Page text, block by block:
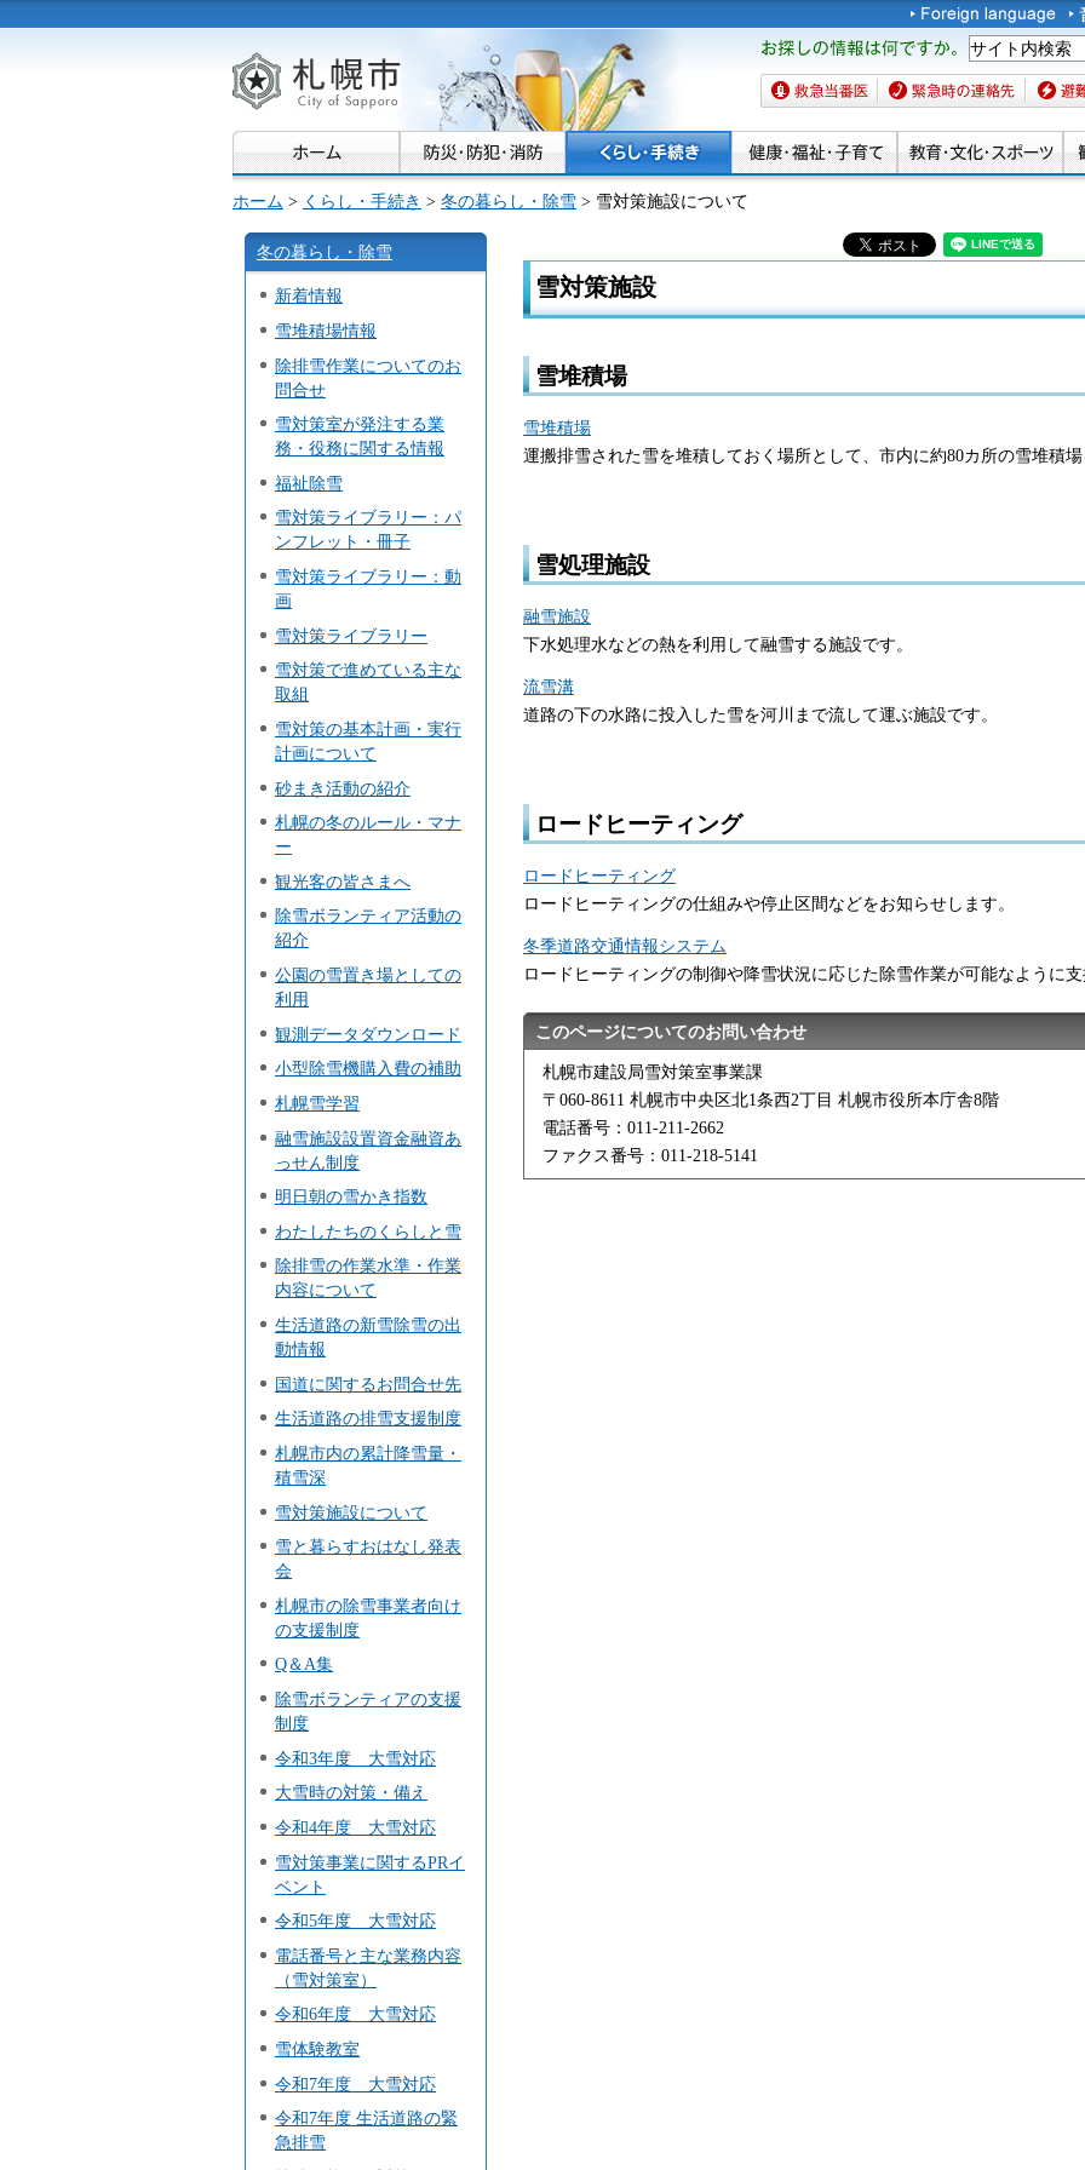
札幌市
お探しの情報は何です
か。
救急当番医 緊急時の連絡先 避難場
ホーム > くらし・手続き > 冬の暮らし・除雪 > 雪対策施設について
冬の暮らし・除雪
新着情報
雪堆積場情報
除排雪作業についてのお
問合せ
雪対策室が発注する業
務・役務に関する情報
福祉除雪
雪対策ライブラリー：パ
ンフレット・冊子
雪対策ライブラリー：動
画
雪対策ライブラリー
雪対策で進めている主な
取組
雪対策の基本計画・実行
計画について
砂まき活動の紹介
札幌の冬のルール・マナ
ー
観光客の皆さまへ
除雪ボランティア活動の
紹介
公園の雪置き場としての
利用
観測データダウンロード
小型除雪機購入費の補助
札幌雪学習
融雪施設設置資金融資あ
っせん制度
明日朝の雪かき指数
わたしたちのくらしと雪
除排雪の作業水準・作業
内容について
生活道路の新雪除雪の出
動情報
国道に関するお問合せ先
生活道路の排雪支援制度
札幌市内の累計降雪量・
積雪深
雪対策施設について
雪と暮らすおはなし発表
会
札幌市の除雪事業者向け
の支援制度
Q＆A集
除雪ボランティアの支援
制度
令和3年度 大雪対応
大雪時の対策・備え
令和4年度 大雪対応
雪対策事業に関するPRイ
ベント
令和5年度 大雪対応
電話番号と主な業務内容
（雪対策室）
令和6年度 大雪対応
雪体験教室
令和7年度 大雪対応
令和7年度 生活道路の緊
急排雪
雪対策施設
雪堆積場
雪堆積場
運搬排雪された雪を堆積しておく場所として、市内に約80カ所の雪堆積場
雪処理施設
融雪施設
下水処理水などの熱を利用して融雪する施設です。
流雪溝
道路の下の水路に投入した雪を河川まで流して運ぶ施設です。
ロードヒーティング
ロードヒーティング
ロードヒーティングの仕組みや停止区間などをお知らせします。
冬季道路交通情報システム
ロードヒーティングの制御や降雪状況に応じた除雪作業が可能なように支
このページについてのお問い合わせ
札幌市建設局雪対策室事業課
〒060-8611 札幌市中央区北1条西2丁目 札幌市役所本庁舎8階
電話番号：011-211-2662
ファクス番号：011-218-5141